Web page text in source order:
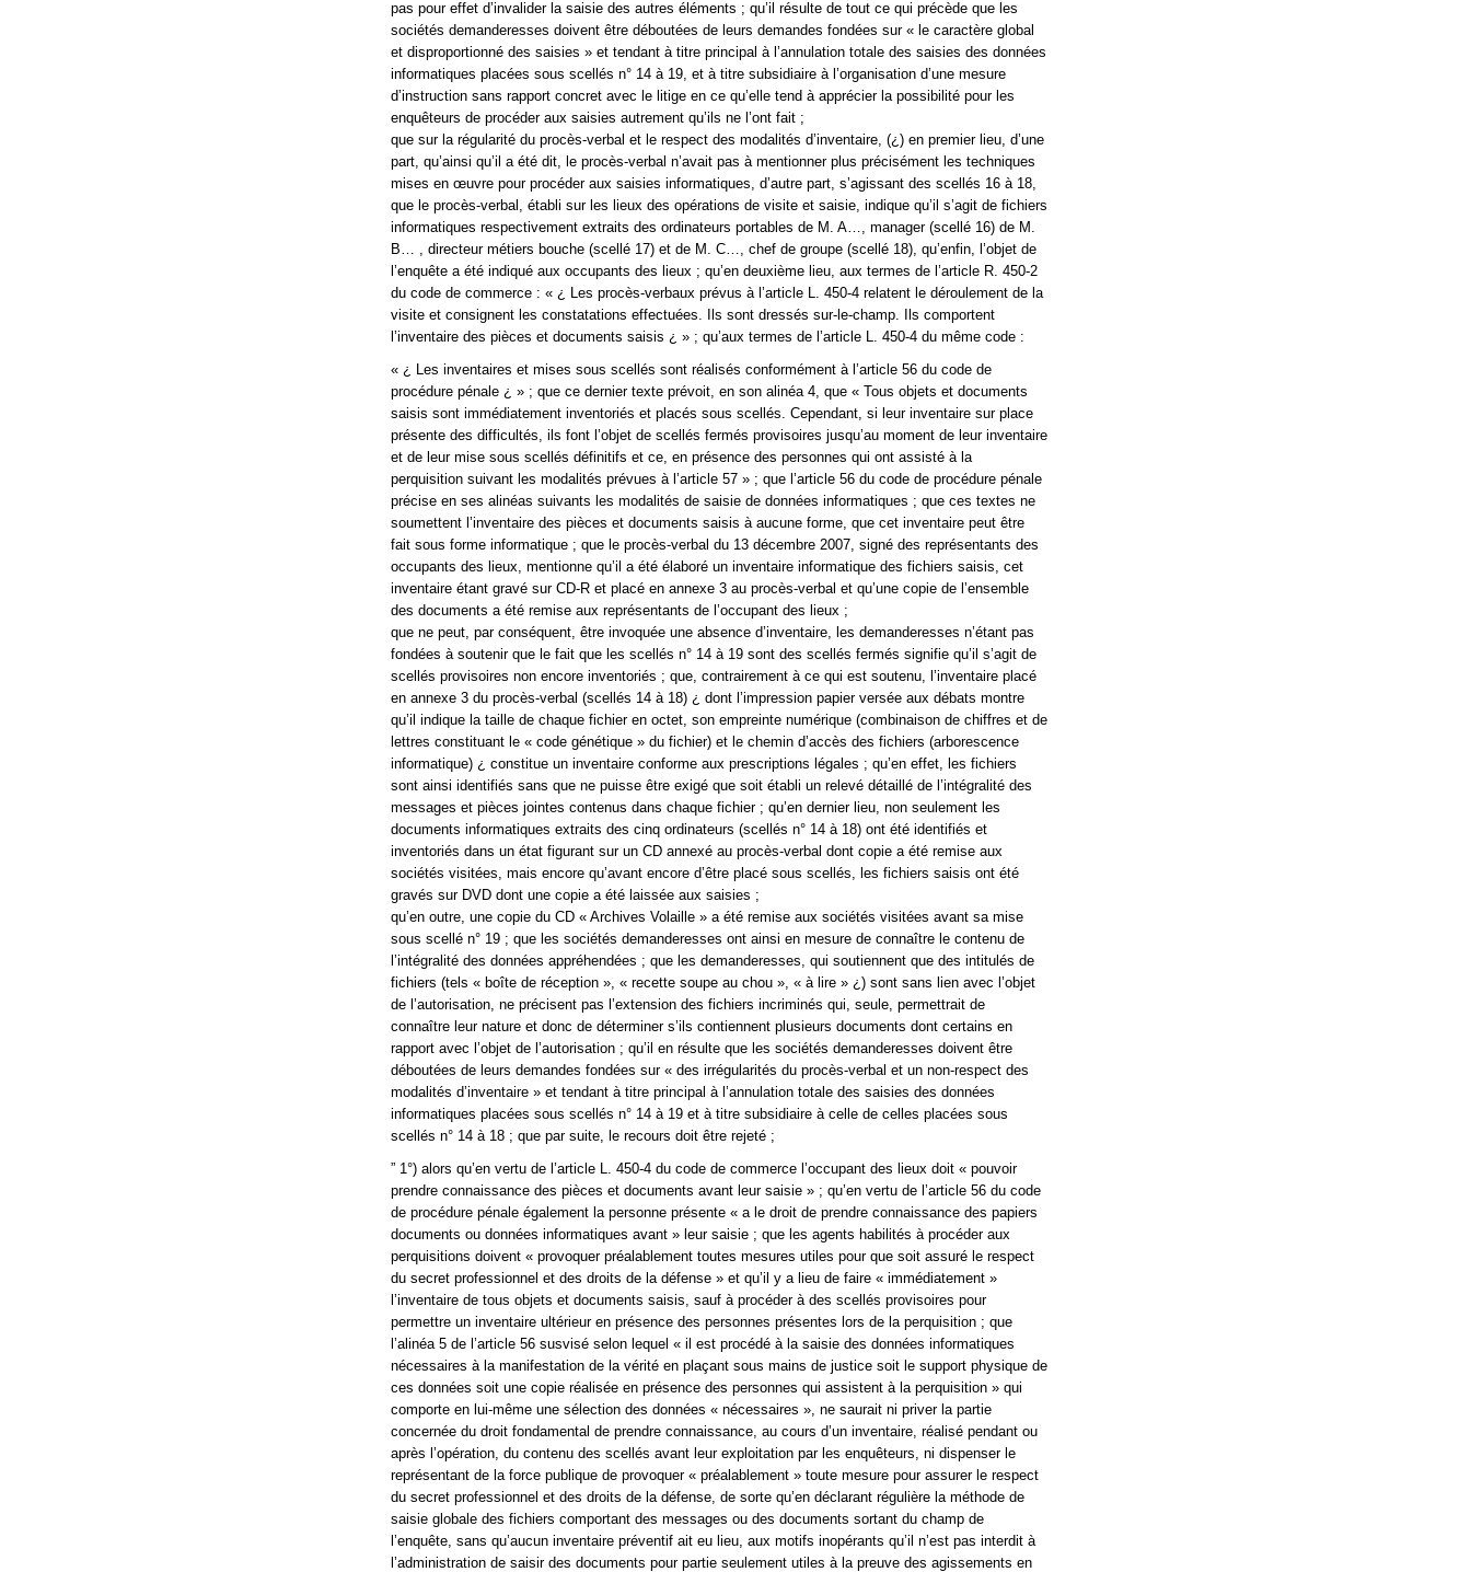
pas pour effet d’invalider la saisie des autres éléments ; qu’il résulte de tout ce qui précède que les
sociétés demanderesses doivent être déboutées de leurs demandes fondées sur « le caractère global
et disproportionné des saisies » et tendant à titre principal à l’annulation totale des saisies des données
informatiques placées sous scellés n° 14 à 19, et à titre subsidiaire à l’organisation d’une mesure
d’instruction sans rapport concret avec le litige en ce qu’elle tend à apprécier la possibilité pour les
enquêteurs de procéder aux saisies autrement qu’ils ne l’ont fait ;
que sur la régularité du procès-verbal et le respect des modalités d’inventaire, (¿) en premier lieu, d’une
part, qu’ainsi qu’il a été dit, le procès-verbal n’avait pas à mentionner plus précisément les techniques
mises en œuvre pour procéder aux saisies informatiques, d’autre part, s’agissant des scellés 16 à 18,
que le procès-verbal, établi sur les lieux des opérations de visite et saisie, indique qu’il s’agit de fichiers
informatiques respectivement extraits des ordinateurs portables de M. A…, manager (scellé 16) de M.
B… , directeur métiers bouche (scellé 17) et de M. C…, chef de groupe (scellé 18), qu’enfin, l’objet de
l’enquête a été indiqué aux occupants des lieux ; qu’en deuxième lieu, aux termes de l’article R. 450-2
du code de commerce : « ¿ Les procès-verbaux prévus à l’article L. 450-4 relatent le déroulement de la
visite et consignent les constatations effectuées. Ils sont dressés sur-le-champ. Ils comportent
l’inventaire des pièces et documents saisis ¿ » ; qu’aux termes de l’article L. 450-4 du même code :
« ¿ Les inventaires et mises sous scellés sont réalisés conformément à l’article 56 du code de
procédure pénale ¿ » ; que ce dernier texte prévoit, en son alinéa 4, que « Tous objets et documents
saisis sont immédiatement inventoriés et placés sous scellés. Cependant, si leur inventaire sur place
présente des difficultés, ils font l’objet de scellés fermés provisoires jusqu’au moment de leur inventaire
et de leur mise sous scellés définitifs et ce, en présence des personnes qui ont assisté à la
perquisition suivant les modalités prévues à l’article 57 » ; que l’article 56 du code de procédure pénale
précise en ses alinéas suivants les modalités de saisie de données informatiques ; que ces textes ne
soumettent l’inventaire des pièces et documents saisis à aucune forme, que cet inventaire peut être
fait sous forme informatique ; que le procès-verbal du 13 décembre 2007, signé des représentants des
occupants des lieux, mentionne qu’il a été élaboré un inventaire informatique des fichiers saisis, cet
inventaire étant gravé sur CD-R et placé en annexe 3 au procès-verbal et qu’une copie de l’ensemble
des documents a été remise aux représentants de l’occupant des lieux ;
que ne peut, par conséquent, être invoquée une absence d’inventaire, les demanderesses n’étant pas
fondées à soutenir que le fait que les scellés n° 14 à 19 sont des scellés fermés signifie qu’il s’agit de
scellés provisoires non encore inventoriés ; que, contrairement à ce qui est soutenu, l’inventaire placé
en annexe 3 du procès-verbal (scellés 14 à 18) ¿ dont l’impression papier versée aux débats montre
qu’il indique la taille de chaque fichier en octet, son empreinte numérique (combinaison de chiffres et de
lettres constituant le « code génétique » du fichier) et le chemin d’accès des fichiers (arborescence
informatique) ¿ constitue un inventaire conforme aux prescriptions légales ; qu’en effet, les fichiers
sont ainsi identifiés sans que ne puisse être exigé que soit établi un relevé détaillé de l’intégralité des
messages et pièces jointes contenus dans chaque fichier ; qu’en dernier lieu, non seulement les
documents informatiques extraits des cinq ordinateurs (scellés n° 14 à 18) ont été identifiés et
inventoriés dans un état figurant sur un CD annexé au procès-verbal dont copie a été remise aux
sociétés visitées, mais encore qu’avant encore d’être placé sous scellés, les fichiers saisis ont été
gravés sur DVD dont une copie a été laissée aux saisies ;
qu’en outre, une copie du CD « Archives Volaille » a été remise aux sociétés visitées avant sa mise
sous scellé n° 19 ; que les sociétés demanderesses ont ainsi en mesure de connaître le contenu de
l’intégralité des données appréhendées ; que les demanderesses, qui soutiennent que des intitulés de
fichiers (tels « boîte de réception », « recette soupe au chou », « à lire » ¿) sont sans lien avec l’objet
de l’autorisation, ne précisent pas l’extension des fichiers incriminés qui, seule, permettrait de
connaître leur nature et donc de déterminer s’ils contiennent plusieurs documents dont certains en
rapport avec l’objet de l’autorisation ; qu’il en résulte que les sociétés demanderesses doivent être
déboutées de leurs demandes fondées sur « des irrégularités du procès-verbal et un non-respect des
modalités d’inventaire » et tendant à titre principal à l’annulation totale des saisies des données
informatiques placées sous scellés n° 14 à 19 et à titre subsidiaire à celle de celles placées sous
scellés n° 14 à 18 ; que par suite, le recours doit être rejeté ;
” 1°) alors qu’en vertu de l’article L. 450-4 du code de commerce l’occupant des lieux doit « pouvoir
prendre connaissance des pièces et documents avant leur saisie » ; qu’en vertu de l’article 56 du code
de procédure pénale également la personne présente « a le droit de prendre connaissance des papiers
documents ou données informatiques avant » leur saisie ; que les agents habilités à procéder aux
perquisitions doivent « provoquer préalablement toutes mesures utiles pour que soit assuré le respect
du secret professionnel et des droits de la défense » et qu’il y a lieu de faire « immédiatement »
l’inventaire de tous objets et documents saisis, sauf à procéder à des scellés provisoires pour
permettre un inventaire ultérieur en présence des personnes présentes lors de la perquisition ; que
l’alinéa 5 de l’article 56 susvisé selon lequel « il est procédé à la saisie des données informatiques
nécessaires à la manifestation de la vérité en plaçant sous mains de justice soit le support physique de
ces données soit une copie réalisée en présence des personnes qui assistent à la perquisition » qui
comporte en lui-même une sélection des données « nécessaires », ne saurait ni priver la partie
concernée du droit fondamental de prendre connaissance, au cours d’un inventaire, réalisé pendant ou
après l’opération, du contenu des scellés avant leur exploitation par les enquêteurs, ni dispenser le
représentant de la force publique de provoquer « préalablement » toute mesure pour assurer le respect
du secret professionnel et des droits de la défense, de sorte qu’en déclarant régulière la méthode de
saisie globale des fichiers comportant des messages ou des documents sortant du champ de
l’enquête, sans qu’aucun inventaire préventif ait eu lieu, aux motifs inopérants qu’il n’est pas interdit à
l’administration de saisir des documents pour partie seulement utiles à la preuve des agissements en